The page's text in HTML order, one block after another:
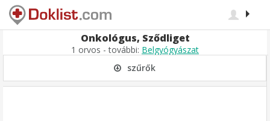
Onkológus, Sződliget
1 orvos - további: Belgyógyászat
szűrők